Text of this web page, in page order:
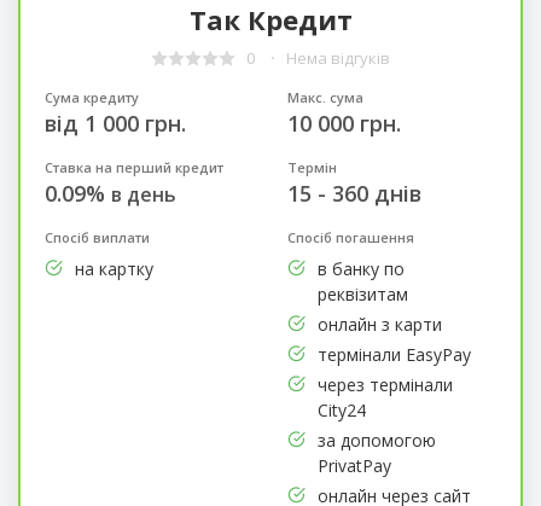
Так Кредит
0 Нема відгуків
Сума кредиту
від 1 000 грн.
Макс. сума
10 000 грн.
Ставка на перший кредит
0.09% в день
Термін
15 - 360 днів
Спосіб виплати
на картку
Спосіб погашення
в банку по
реквізитам
онлайн з карти
термінали EasyPay
через термінали
City24
за допомогою
PrivatPay
онлайн через сайт